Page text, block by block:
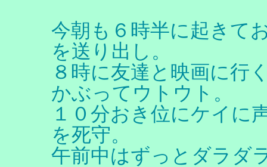
今朝も６時半に起きて
を送り出し。
８時に友達と映画に行
かぶってウトウト。
１０分おき位にケイに
を死守。
午前中はずっとダラダ